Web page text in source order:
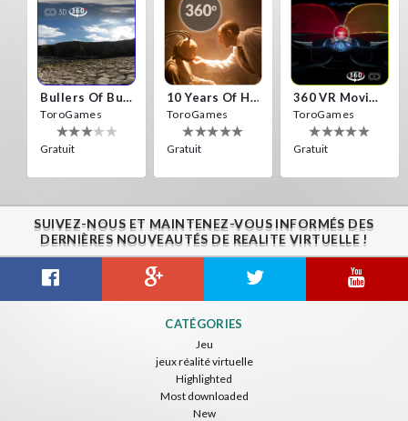
Bullers Of Buchan Aberdeen
ToroGames
Gratuit
10 Years Of Horror Nights
ToroGames
Gratuit
360 VR Movie Experience
ToroGames
Gratuit
Caminandes
SUIVEZ-NOUS ET MAINTENEZ-VOUS INFORMÉS DES
DERNIÈRES NOUVEAUTÉS DE REALITE VIRTUELLE !
CATÉGORIES
Jeu
jeux réalité virtuelle
Highlighted
Most downloaded
New